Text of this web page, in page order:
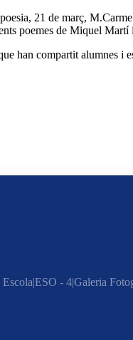
21 de març,
poemes de Miquel Martí
han compartit alumnes i
EscolaESO - 4Galeria